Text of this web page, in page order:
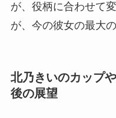
が、役柄に合わせて
が、今の彼女の最大
北乃きいのカップ
後の展望